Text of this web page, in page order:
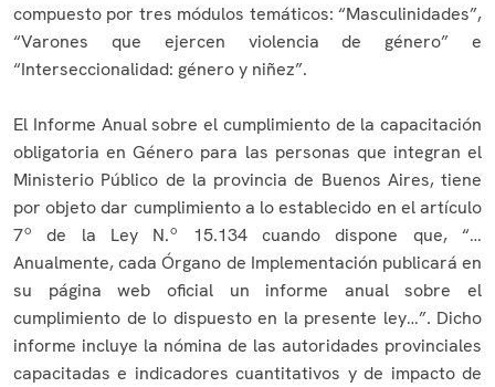
compuesto por tres módulos temáticos: “Masculinidades”,
“Varones que ejercen violencia de género” e
“Interseccionalidad: género y niñez”.
El Informe Anual sobre el cumplimiento de la capacitación
obligatoria en Género para las personas que integran el
Ministerio Público de la provincia de Buenos Aires, tiene
por objeto dar cumplimiento a lo establecido en el artículo
7º de la Ley N.º 15.134 cuando dispone que, “…
Anualmente, cada Órgano de Implementación publicará en
su página web oficial un informe anual sobre el
cumplimiento de lo dispuesto en la presente ley…”. Dicho
informe incluye la nómina de las autoridades provinciales
capacitadas e indicadores cuantitativos y de impacto de